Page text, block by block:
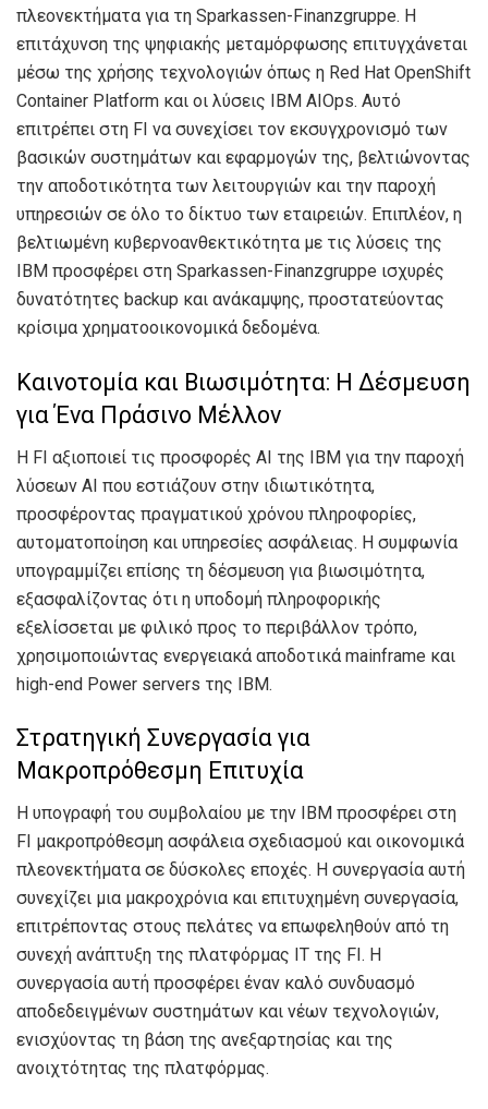
πλεονεκτήματα για τη Sparkassen-Finanzgruppe. Η
επιτάχυνση της ψηφιακής μεταμόρφωσης επιτυγχάνεται
μέσω της χρήσης τεχνολογιών όπως η Red Hat OpenShift
Container Platform και οι λύσεις IBM AIOps. Αυτό
επιτρέπει στη FI να συνεχίσει τον εκσυγχρονισμό των
βασικών συστημάτων και εφαρμογών της, βελτιώνοντας
την αποδοτικότητα των λειτουργιών και την παροχή
υπηρεσιών σε όλο το δίκτυο των εταιρειών. Επιπλέον, η
βελτιωμένη κυβερνοανθεκτικότητα με τις λύσεις της
IBM προσφέρει στη Sparkassen-Finanzgruppe ισχυρές
δυνατότητες backup και ανάκαμψης, προστατεύοντας
κρίσιμα χρηματοοικονομικά δεδομένα.
Καινοτομία και Βιωσιμότητα: Η Δέσμευση
για Ένα Πράσινο Μέλλον
Η FI αξιοποιεί τις προσφορές AI της IBM για την παροχή
λύσεων AI που εστιάζουν στην ιδιωτικότητα,
προσφέροντας πραγματικού χρόνου πληροφορίες,
αυτοματοποίηση και υπηρεσίες ασφάλειας. Η συμφωνία
υπογραμμίζει επίσης τη δέσμευση για βιωσιμότητα,
εξασφαλίζοντας ότι η υποδομή πληροφορικής
εξελίσσεται με φιλικό προς το περιβάλλον τρόπο,
χρησιμοποιώντας ενεργειακά αποδοτικά mainframe και
high-end Power servers της IBM.
Στρατηγική Συνεργασία για
Μακροπρόθεσμη Επιτυχία
Η υπογραφή του συμβολαίου με την IBM προσφέρει στη
FI μακροπρόθεσμη ασφάλεια σχεδιασμού και οικονομικά
πλεονεκτήματα σε δύσκολες εποχές. Η συνεργασία αυτή
συνεχίζει μια μακροχρόνια και επιτυχημένη συνεργασία,
επιτρέποντας στους πελάτες να επωφεληθούν από τη
συνεχή ανάπτυξη της πλατφόρμας IT της FI. Η
συνεργασία αυτή προσφέρει έναν καλό συνδυασμό
αποδεδειγμένων συστημάτων και νέων τεχνολογιών,
ενισχύοντας τη βάση της ανεξαρτησίας και της
ανοιχτότητας της πλατφόρμας.